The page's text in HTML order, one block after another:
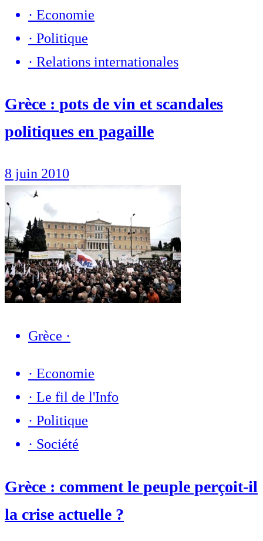
· Economie
· Politique
· Relations internationales
Grèce : pots de vin et scandales
politiques en pagaille
8 juin 2010
Grèce ·
· Economie
· Le fil de l'Info
· Politique
· Société
Grèce : comment le peuple perçoit-il
la crise actuelle ?